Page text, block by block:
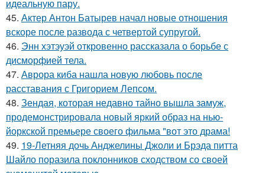
идеальную пару.
45. Актер Антон Батырев начал новые отношения
вскоре после развода с четвертой супругой.
46. Энн хэтэуэй откровенно рассказала о борьбе с
дисморфией тела.
47. Аврора киба нашла новую любовь после
расставания с Григорием Лепсом.
48. Зендая, которая недавно тайно вышла замуж,
продемонстрировала новый яркий образ на нью-
йоркской премьере своего фильма "вот это драма!
49. 19-Летняя дочь Анджелины Джоли и Брэда питта
Шайло поразила поклонников сходством со своей